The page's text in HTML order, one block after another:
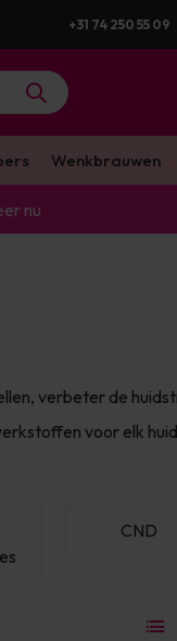
verstuurd
+31 74 250 55 09
Wenkbrauwen
nu
verbeter de
voor elk
CND